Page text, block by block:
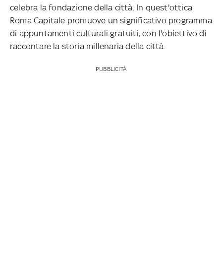
celebra la fondazione della città. In quest'ottica
Roma Capitale promuove un significativo programma
di appuntamenti culturali gratuiti, con l'obiettivo di
raccontare la storia millenaria della città.
PUBBLICITÀ